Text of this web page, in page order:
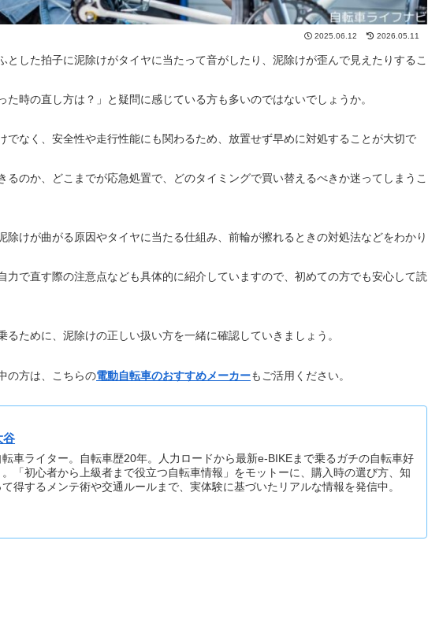
2025.06.12 2026.05.11
とした拍子に泥除けがタイヤに当たって音がしたり、泥除けが歪んで見えたりするこ
た時の直し方は？」と疑問に感じている方も多いのではないでしょうか。
でなく、安全性や走行性能にも関わるため、放置せず早めに対処することが大切で
るのか、どこまでが応急処置で、どのタイミングで買い替えるべきか迷ってしまうこ
除けが曲がる原因やタイヤに当たる仕組み、前輪が擦れるときの対処法などをわかり
力で直す際の注意点なども具体的に紹介していますので、初めての方でも安心して読
るために、泥除けの正しい扱い方を一緒に確認していきましょう。
の方は、こちらの電動自転車のおすすめメーカーもご活用ください。
谷
転車ライター。自転車歴20年。人力ロードから最新e-BIKEまで乗るガチの自転車好
。「初心者から上級者まで役立つ自転車情報」をモットーに、購入時の選び方、知
て得するメンテ術や交通ルールまで、実体験に基づいたリアルな情報を発信中。